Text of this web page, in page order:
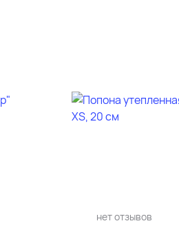
нет отзывов